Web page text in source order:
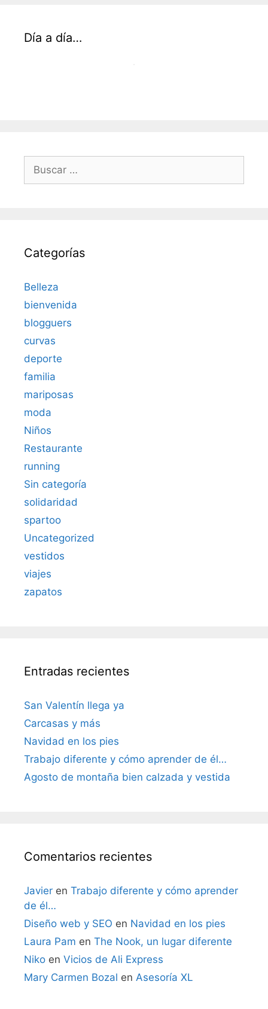
Día a día…
Categorías
Belleza
bienvenida
blogguers
curvas
deporte
familia
mariposas
moda
Niños
Restaurante
running
Sin categoría
solidaridad
spartoo
Uncategorized
vestidos
viajes
zapatos
Entradas recientes
San Valentín llega ya
Carcasas y más
Navidad en los pies
Trabajo diferente y cómo aprender de él…
Agosto de montaña bien calzada y vestida
Comentarios recientes
Javier en Trabajo diferente y cómo aprender
de él…
Diseño web y SEO en Navidad en los pies
Laura Pam en The Nook, un lugar diferente
Niko en Vicios de Ali Express
Mary Carmen Bozal en Asesoría XL